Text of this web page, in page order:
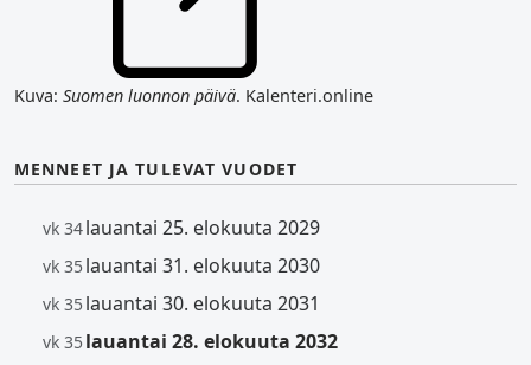
Kuva: Suomen luonnon päivä. Kalenteri.online
MENNEET JA TULEVAT VUODET
vk 34lauantai 25. elokuuta 2029
vk 35lauantai 31. elokuuta 2030
vk 35lauantai 30. elokuuta 2031
vk 35lauantai 28. elokuuta 2032